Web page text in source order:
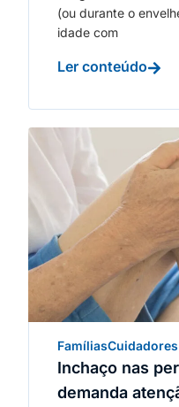
(ou durante o
idade com
Ler conteúdo
FamíliasCuidadores
Inchaço nas
demanda